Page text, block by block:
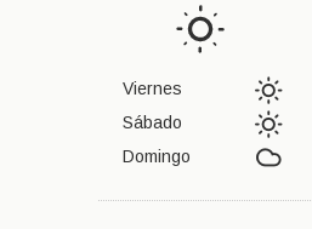
Viernes
Sábado
Domingo